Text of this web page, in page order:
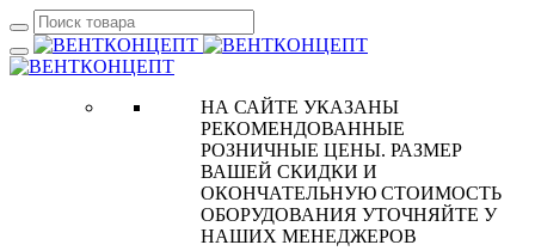
НА САЙТЕ УКАЗАНЫ
РЕКОМЕНДОВАННЫЕ
РОЗНИЧНЫЕ ЦЕНЫ. РАЗМЕР
ВАШЕЙ СКИДКИ И
ОКОНЧАТЕЛЬНУЮ СТОИМОСТЬ
ОБОРУДОВАНИЯ УТОЧНЯЙТЕ У
НАШИХ МЕНЕДЖЕРОВ